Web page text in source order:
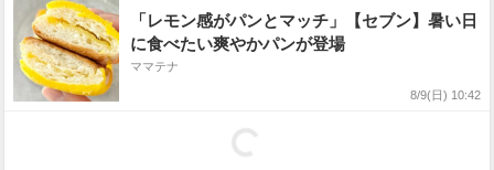
「レモン感がパンとマッチ」【セブン】暑い日
に食べたい爽やかパンが登場
ママテナ
8/9(日) 10:42